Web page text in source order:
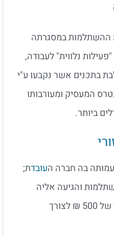
ההשתלמות במסגרתה
נלווית" לעבודה,
בתכנים אשר נקבעו ע"י
המעסיק ומעורבותו
ביותר.
בה חברה העובדת;
והגיעה אליה
ת שילמה סך של 500 ₪ לצורך